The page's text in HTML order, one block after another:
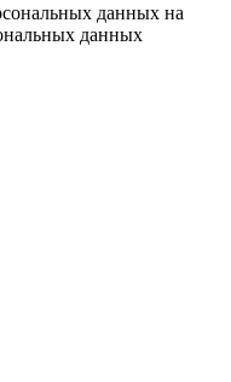
данных на
данных